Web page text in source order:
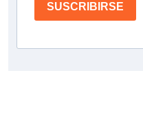
SUSCRIBIRSE